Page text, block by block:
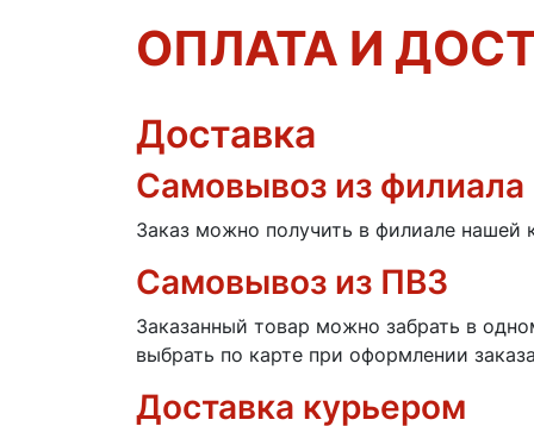
ОПЛАТА И
Доставка
Самовывоз из филиала
Заказ можно получить в филиале нашей
Самовывоз из ПВЗ
Заказанный товар можно забрать в
выбрать по карте при оформлении
Доставка курьером